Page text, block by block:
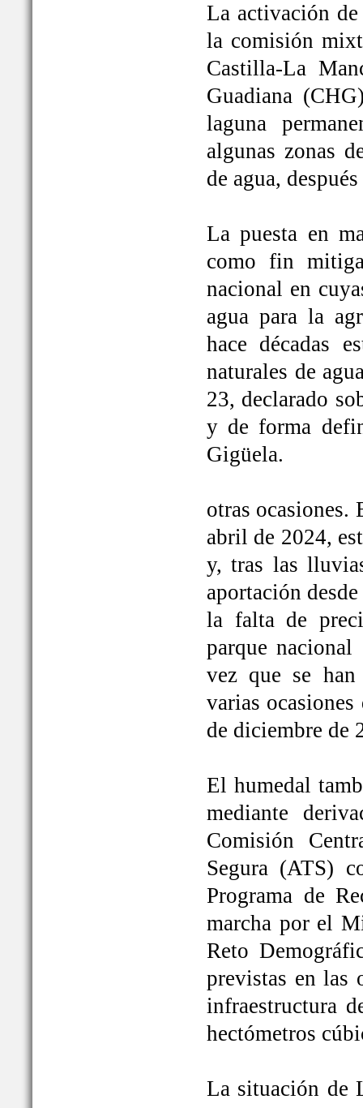
La activación
la comisión
Castilla-La
Guadiana
laguna
algunas zonas
de agua,
La puesta en
como fin
nacional en
agua para la
hace décadas
naturales de
23, declarado
y de forma
Gigüela.
otras ocasiones.
abril de 2024,
y, tras las
aportación
la falta de
parque
vez que se
varias
de diciembre de
El humedal
mediante
Comisión
Segura (ATS)
Programa de
marcha por el
Reto
previstas en las
infraestructura
hectómetros
La situación de